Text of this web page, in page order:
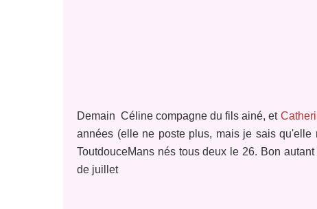
Demain Céline compagne du fils ainé, et
années (elle ne poste plus, mais je sais
ToutdouceMans nés tous deux le 26. Bon
de juillet